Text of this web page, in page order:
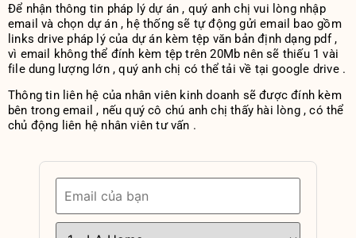
Để nhận thông tin pháp lý dự án , quý anh chị vui lòng nhập
email và chọn dự án , hệ thống sẽ tự động gửi email bao gồm
links drive pháp lý của dự án kèm tệp văn bản định dạng pdf ,
vì email không thể đính kèm tệp trên 20Mb nên sẽ thiếu 1 vài
file dung lượng lớn , quý anh chị có thể tải về tại google drive .
Thông tin liên hệ của nhân viên kinh doanh sẽ được đính kèm
bên trong email , nếu quý cô chú anh chị thấy hài lòng , có thể
chủ động liên hệ nhân viên tư vấn .